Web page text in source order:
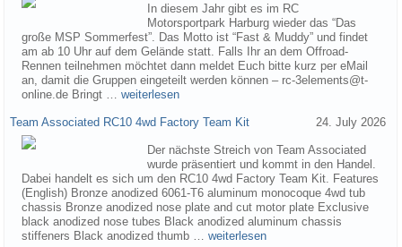
In diesem Jahr gibt es im RC
Motorsportpark Harburg wieder das “Das
große MSP Sommerfest”. Das Motto ist “Fast & Muddy” und findet
am ab 10 Uhr auf dem Gelände statt. Falls Ihr an dem Offroad-
Rennen teilnehmen möchtet dann meldet Euch bitte kurz per eMail
an, damit die Gruppen eingeteilt werden können – rc-3elements@t-
online.de Bringt … weiterlesen
Team Associated RC10 4wd Factory Team Kit 24. July 2026
Der nächste Streich von Team Associated
wurde präsentiert und kommt in den Handel.
Dabei handelt es sich um den RC10 4wd Factory Team Kit. Features
(English) Bronze anodized 6061-T6 aluminum monocoque 4wd tub
chassis Bronze anodized nose plate and cut motor plate Exclusive
black anodized nose tubes Black anodized aluminum chassis
stiffeners Black anodized thumb … weiterlesen